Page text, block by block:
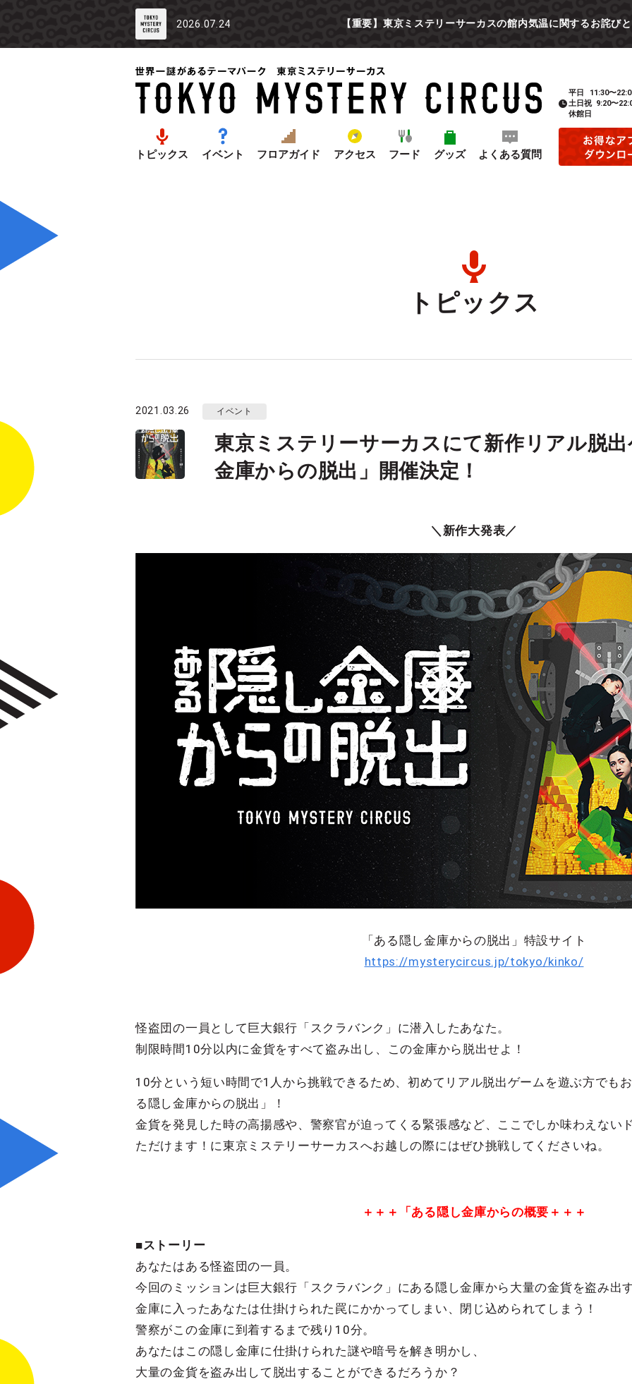
2026.07.24 【重要】東京ミステリーサーカスの館内気温に関するお詫び
トピックス イベント フロアガイド アクセス フード グッズ よくある質問
平日
11:30〜
土日祝 9:20〜
休館日
トピックス
2021.03.26 イベント
東京ミステリーサーカスにて新作リアル脱
金庫からの脱出」開催決定！
＼新作大発表／
「ある隠し金庫からの脱出」特設サイト
https://mysterycircus.jp/tokyo/kinko/
怪盗団の一員として巨大銀行「スクラバンク」に潜入したあなた。
制限時間10分以内に金貨をすべて盗み出し、この金庫から脱出せよ！
10分という短い時間で1人から挑戦できるため、初めてリアル脱出ゲームを遊ぶ方でも
る隠し金庫からの脱出」！
金貨を発見した時の高揚感や、警察官が迫ってくる緊張感など、ここでしか味わえない
ただけます！に東京ミステリーサーカスへお越しの際にはぜひ挑戦してくださいね。
＋＋＋「ある隠し金庫からの概要＋＋＋
■ストーリー
あなたはある怪盗団の一員。
今回のミッションは巨大銀行「スクラバンク」にある隠し金庫から大量の金貨を盗み出
金庫に入ったあなたは仕掛けられた罠にかかってしまい、閉じ込められてしまう！
警察がこの金庫に到着するまで残り10分。
あなたはこの隠し金庫に仕掛けられた謎や暗号を解き明かし、
大量の金貨を盗み出して脱出することができるだろうか？